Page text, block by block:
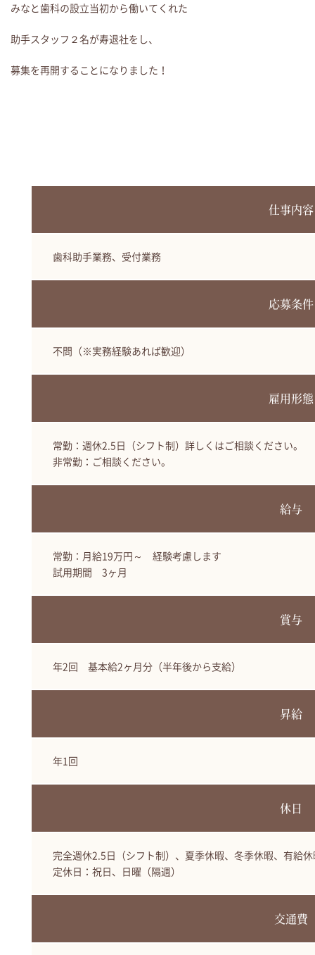
みなと歯科の設立当初から働いてくれた
助手スタッフ２名が寿退社をし、
募集を再開することになりました！
仕事内容
歯科助手業務、受付業務
応募条件
不問（※実務経験あれば歓迎）
雇用形態
常勤：週休2.5日（シフト制）詳しくはご相談ください。
非常勤：ご相談ください。
給与
常勤：月給19万円～ 経験考慮します
試用期間 3ヶ月
賞与
年2回 基本給2ヶ月分（半年後から支給）
昇給
年1回
休日
完全週休2.5日（シフト制）、夏季休暇、冬季休暇、有給
定休日：祝日、日曜（隔週）
交通費